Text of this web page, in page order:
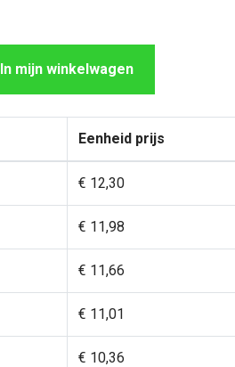
In mijn winkelwagen
Eenheid prijs
€ 12,30
€ 11,98
€ 11,66
€ 11,01
€ 10,36